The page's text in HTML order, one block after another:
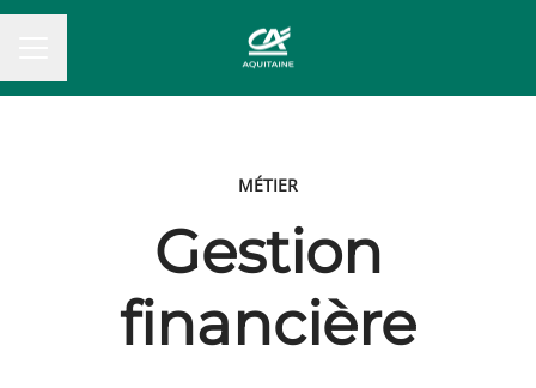
MÉTIER
Gestion
financière